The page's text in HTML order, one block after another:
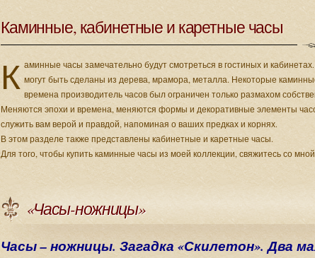
Каминные, кабинетные и каретные часы
К аминные часы замечательно будут смотреться в гостиных и
могут быть сделаны из дерева, мрамора, металла. Некоторые
времена производитель часов был ограничен только размахом
Меняются эпохи и времена, меняются формы и декоративные элементы
служить вам верой и правдой, напоминая о ваших предках и корнях.
В этом разделе также представлены кабинетные и каретные часы.
Для того, чтобы купить каминные часы из моей коллекции, свяжитесь со
«Часы-ножницы»
Часы – ножницы. Загадка «Скилетон». Два